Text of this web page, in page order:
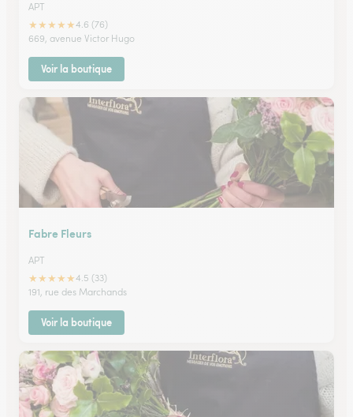
APT
★★★★★4.6 (76)
669, avenue Victor Hugo
Voir la boutique
Fabre Fleurs
APT
★★★★★4.5 (33)
191, rue des Marchands
Voir la boutique